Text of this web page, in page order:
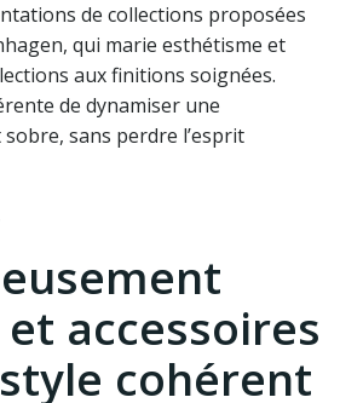
de collections proposées
qui marie esthétisme et
aux finitions soignées.
de dynamiser une
sans perdre l’esprit
accessoires
cohérent